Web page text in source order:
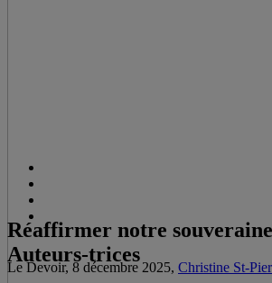
Réaffirmer notre
Le Devoir, 8 décembre 2025, Christine St-
Auteurs-trices